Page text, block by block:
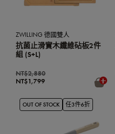
ZWILLING 德國雙人
抗菌止滑實木纖維砧板2件
組 (S+L)
NT$1,799
NT$2,880
OUT OF STOCK 任3件6折